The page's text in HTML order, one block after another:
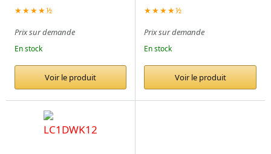
★★★★½
Prix sur demande
En stock
Voir le produit
★★★★½
Prix sur demande
En stock
Voir le produit